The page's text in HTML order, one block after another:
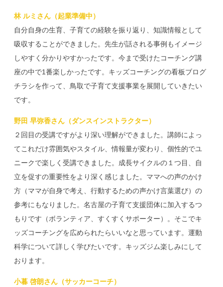
林 ルミさん（起業準備中）
自分自身の生育、子育ての経験を振り返り、知識情報として
吸収することができました。先生が話される事例もイメージ
しやすく分かりやすかったです。今まで受けたコーチング講
座の中で1番楽しかったです。キッズコーチングの看板ブログ
チラシを作って、鳥取で子育て支援事業を展開していきたい
です。
野田 早弥香さん（ダンスインストラクター）
２回目の受講ですがより深い理解ができました。講師によっ
てこれだけ雰囲気やスタイル、情報量が変わり、個性的でユ
ニークで楽しく受講できました。成長サイクルの１つ目、自
立を促すの重要性をより深く感じました。ママへの声のかけ
方（ママが自身で考え、行動するための声かけ言葉選び）の
参考にもなりました。名古屋の子育て支援団体に加入するつ
もりです（ボランティア、すくすくサポーター）。そこでキ
ッズコーチングを広められたらいいなと思っています。運動
科学について詳しく学びたいです。キッズジム楽しみにして
おります。
小暮 啓朗さん（サッカーコーチ）